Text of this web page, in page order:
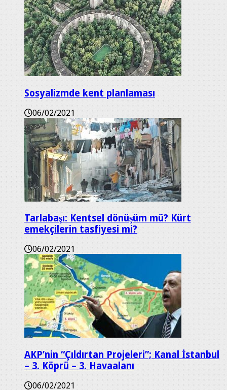
Sosyalizmde kent planlaması
06/02/2021
Tarlabaşı: Kentsel dönüşüm mü? Kürt
emekçilerin tasfiyesi mi?
06/02/2021
AKP’nin “Çıldırtan Projeleri”; Kanal İstanbul
– 3. Köprü – 3. Havaalanı
06/02/2021